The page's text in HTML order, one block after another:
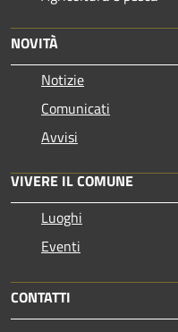
NOVITÀ
Notizie
Comunicati
Avvisi
VIVERE IL COMUNE
Luoghi
Eventi
CONTATTI